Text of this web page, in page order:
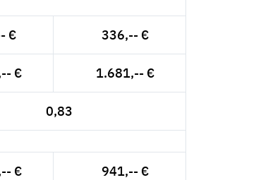
€ 336,-- €
€ 1.681,-- €
0,83
€ 941,-- €